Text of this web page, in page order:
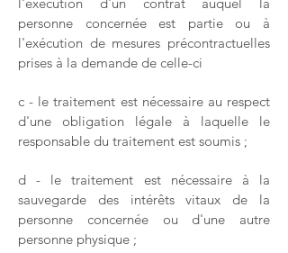
personne concernée est partie ou à
l'exécution de mesures précontractuelles
prises à la demande de celle-ci
c - le traitement est nécessaire au respect
d'une obligation légale à laquelle le
responsable du traitement est soumis ;
d - le traitement est nécessaire à la
sauvegarde des intérêts vitaux de la
personne concernée ou d'une autre
personne physique ;